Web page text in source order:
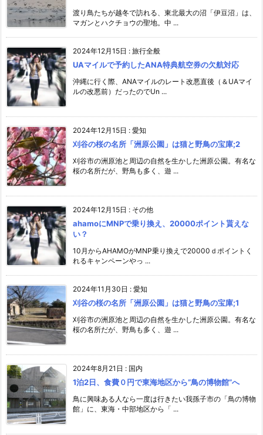
渡り鳥たちが越冬で訪れる、東北最大の沼「伊豆沼」は、
マガンとハクチョウの聖地。中 ...
2024年12月15日 : 旅行全般
UAマイルで予約したANA特典航空券の欠航対応
沖縄に行く際、ANAマイルのレート改悪直後（＆UAマイ
ルの改悪前）だったのでUn ...
2024年12月15日 : 愛知
刈谷の桜の名所「洲原公園」は猫と野鳥の宝庫;2
刈谷市の洲原池と周辺の自然を生かした洲原公園。有名な
桜の名所だが、野鳥も多く、遊 ...
2024年12月15日 : その他
ahamoにMNPで乗り換え、20000ポイント貰えな
い？
10月からAHAMOがMNP乗り換えで20000ｄポイントく
れるキャンペーンやっ ...
2024年11月30日 : 愛知
刈谷の桜の名所「洲原公園」は猫と野鳥の宝庫;1
刈谷市の洲原池と周辺の自然を生かした洲原公園。有名な
桜の名所だが、野鳥も多く、遊 ...
2024年8月21日 : 国内
1泊2日、食費０円で東海地区から”鳥の博物館”へ
鳥に興味ある人なら一度は行きたい我孫子市の「鳥の博物
館」に、東海・中部地区から「 ...